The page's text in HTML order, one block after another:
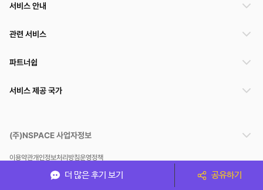
더 많은 후기 보기 공유하기
서비스 안내
관련 서비스
파트너쉽
서비스 제공 국가
(주)NSPACE 사업자정보
이용약관개인정보처리방침운영정책
스페이스클라우드는 통신판매중개자이며 통신판매의 당사자가 아닙니다. 따라서 스페이스클
라우드는 공간 거래정보 및 거래에 대해 책임지지 않습니다.